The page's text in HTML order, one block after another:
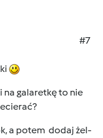
#7
na galaretkę to nie
a potem dodaj żel-